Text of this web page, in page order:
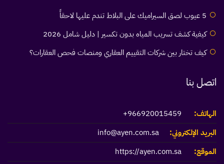
5 عيوب لصق السيراميك على البلاط تندم عليها لاحقاً
كيفية كشف تسريب المياه بدون تكسير | دليل شامل 2026
كيف تختار بين شركات التقييم العقاري ومنصات فحص العقارات؟
اتصل بنا
الهاتف:
966920015459+
البريد الإلكتروني:
info@ayen.com.sa
الموقع:
https://ayen.com.sa